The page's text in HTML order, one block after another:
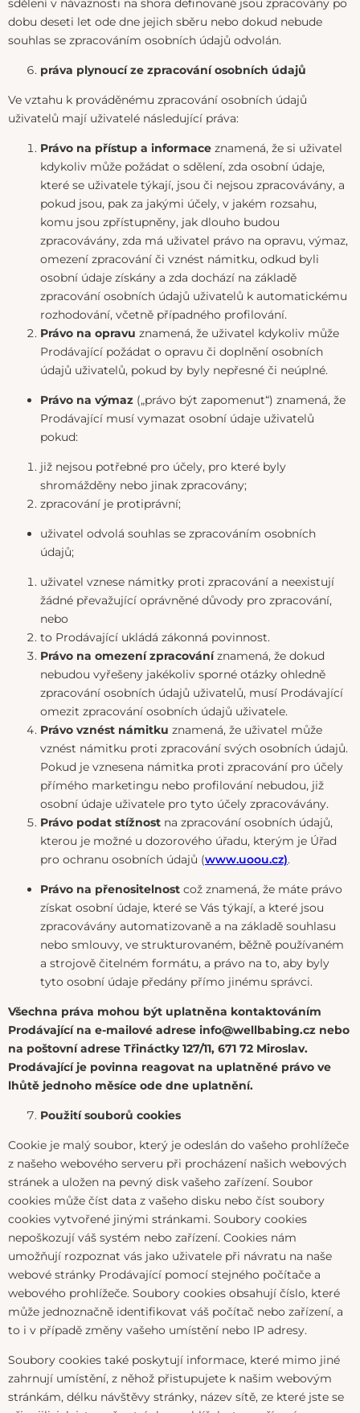
sdělení v návaznosti na shora definované jsou zpracovány po
dobu deseti let ode dne jejich sběru nebo dokud nebude
souhlas se zpracováním osobních údajů odvolán.
práva plynoucí ze zpracování osobních údajů
Ve vztahu k prováděnému zpracování osobních údajů
uživatelů mají uživatelé následující práva:
Právo na přístup a informace znamená, že si uživatel
kdykoliv může požádat o sdělení, zda osobní údaje,
které se uživatele týkají, jsou či nejsou zpracovávány, a
pokud jsou, pak za jakými účely, v jakém rozsahu,
komu jsou zpřístupněny, jak dlouho budou
zpracovávány, zda má uživatel právo na opravu, výmaz,
omezení zpracování či vznést námitku, odkud byli
osobní údaje získány a zda dochází na základě
zpracování osobních údajů uživatelů k automatickému
rozhodování, včetně případného profilování.
Právo na opravu znamená, že uživatel kdykoliv může
Prodávající požádat o opravu či doplnění osobních
údajů uživatelů, pokud by byly nepřesné či neúplné.
Právo na výmaz („právo být zapomenut“) znamená, že
Prodávající musí vymazat osobní údaje uživatelů
pokud:
již nejsou potřebné pro účely, pro které byly
shromážděny nebo jinak zpracovány;
zpracování je protiprávní;
uživatel odvolá souhlas se zpracováním osobních
údajů;
uživatel vznese námitky proti zpracování a neexistují
žádné převažující oprávněné důvody pro zpracování,
nebo
to Prodávající ukládá zákonná povinnost.
Právo na omezení zpracováníznamená, že dokud
nebudou vyřešeny jakékoliv sporné otázky ohledně
zpracování osobních údajů uživatelů, musí Prodávající
omezit zpracování osobních údajů uživatele.
Právo vznést námitku znamená, že uživatel může
vznést námitku proti zpracování svých osobních údajů.
Pokud je vznesena námitka proti zpracování pro účely
přímého marketingu nebo profilování nebudou, již
osobní údaje uživatele pro tyto účely zpracovávány.
Právo podat stížnost na zpracování osobních údajů,
kterou je možné u dozorového úřadu, kterým je Úřad
pro ochranu osobních údajů (www.uoou.cz).
Právo na přenositelnost což znamená, že máte právo
získat osobní údaje, které se Vás týkají, a které jsou
zpracovávány automatizovaně a na základě souhlasu
nebo smlouvy, ve strukturovaném, běžně používaném
a strojově čitelném formátu, a právo na to, aby byly
tyto osobní údaje předány přímo jinému správci.
Všechna práva mohou být uplatněna kontaktováním
Prodávající na e-mailové adrese info@wellbabing.cz nebo
na poštovní adrese Třináctky 127/11, 671 72 Miroslav.
Prodávající je povinna reagovat na uplatněné právo ve
lhůtě jednoho měsíce ode dne uplatnění.
Použití souborů cookies
Cookie je malý soubor, který je odeslán do vašeho prohlížeče
z našeho webového serveru při procházení našich webových
stránek a uložen na pevný disk vašeho zařízení. Soubor
cookies může číst data z vašeho disku nebo číst soubory
cookies vytvořené jinými stránkami. Soubory cookies
nepoškozují váš systém nebo zařízení. Cookies nám
umožňují rozpoznat vás jako uživatele při návratu na naše
webové stránky Prodávající pomocí stejného počítače a
webového prohlížeče. Soubory cookies obsahují číslo, které
může jednoznačně identifikovat váš počítač nebo zařízení, a
to i v případě změny vašeho umístění nebo IP adresy.
Soubory cookies také poskytují informace, které mimo jiné
zahrnují umístění, z něhož přistupujete k našim webovým
stránkám, délku návštěvy stránky, název sítě, ze které jste se